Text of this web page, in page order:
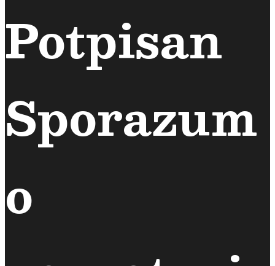
Potpisan
Sporazum
o